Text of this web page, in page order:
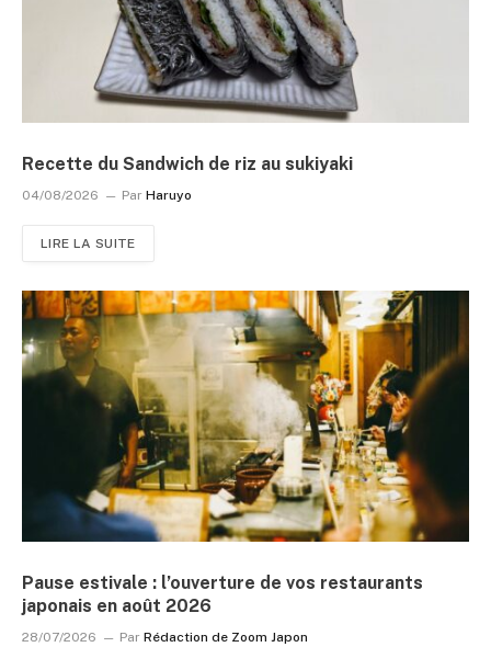
Recette du Sandwich de riz au sukiyaki
04/08/2026 Par Haruyo
LIRE LA SUITE
Pause estivale : l’ouverture de vos restaurants
japonais en août 2026
28/07/2026 Par Rédaction de Zoom Japon